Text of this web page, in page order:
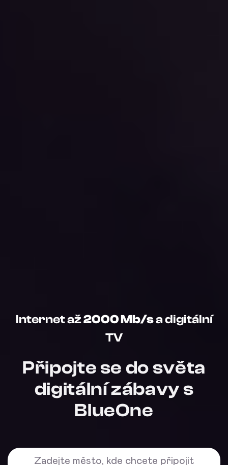
Internet až2000 Mb/sa digitální
TV
Připojte se do světa
digitální zábavy s
BlueOne